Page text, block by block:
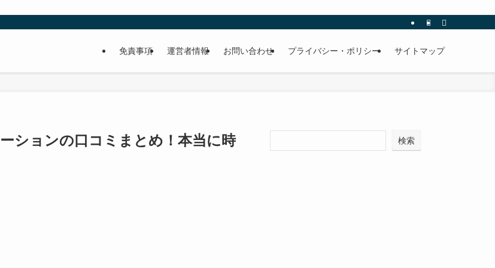
免責事項 運営者情報 お問い合わせ プライバシー・ポリシー サイトマップ
ションの口コミまとめ！本当に時
検索